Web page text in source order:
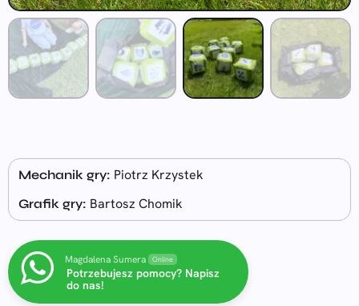
Mechanik gry: Piotrz Krzystek
Grafik gry: Bartosz Chomik
Magdalena Sumera Online
Potrzebujesz pomocy? Napisz
do nas!